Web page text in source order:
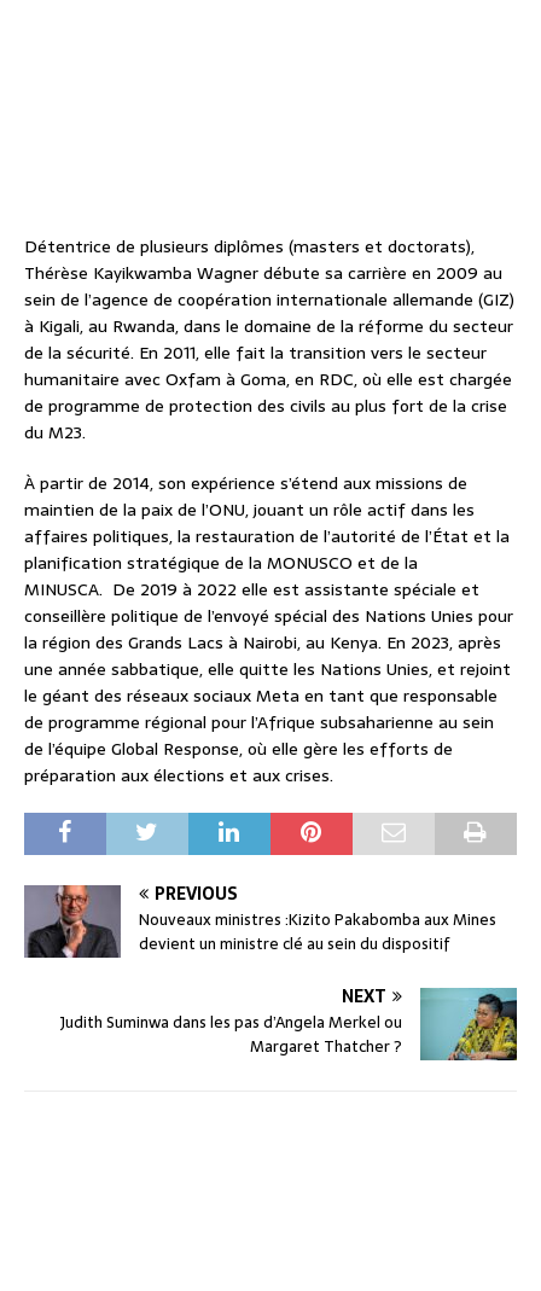
Détentrice de plusieurs diplômes (masters et doctorats),
Thérèse Kayikwamba Wagner débute sa carrière en 2009 au
sein de l’agence de coopération internationale allemande (GIZ)
à Kigali, au Rwanda, dans le domaine de la réforme du secteur
de la sécurité. En 2011, elle fait la transition vers le secteur
humanitaire avec Oxfam à Goma, en RDC, où elle est chargée
de programme de protection des civils au plus fort de la crise
du M23.
À partir de 2014, son expérience s’étend aux missions de
maintien de la paix de l’ONU, jouant un rôle actif dans les
affaires politiques, la restauration de l’autorité de l’État et la
planification stratégique de la MONUSCO et de la
MINUSCA. De 2019 à 2022 elle est assistante spéciale et
conseillère politique de l’envoyé spécial des Nations Unies pour
la région des Grands Lacs à Nairobi, au Kenya. En 2023, après
une année sabbatique, elle quitte les Nations Unies, et rejoint
le géant des réseaux sociaux Meta en tant que responsable
de programme régional pour l’Afrique subsaharienne au sein
de l’équipe Global Response, où elle gère les efforts de
préparation aux élections et aux crises.
PREVIOUS
Nouveaux ministres :Kizito Pakabomba aux Mines
devient un ministre clé au sein du dispositif
NEXT
Judith Suminwa dans les pas d’Angela Merkel ou
Margaret Thatcher ?